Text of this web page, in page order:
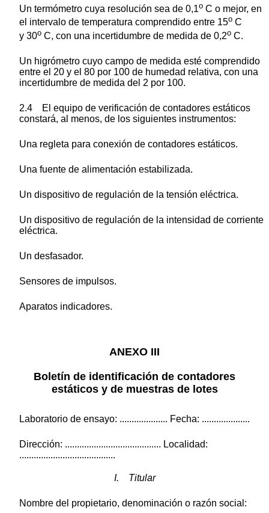
Un termómetro cuya resolución sea de 0,1o C o mejor, en
el intervalo de temperatura comprendido entre 15o C
y 30o C, con una incertidumbre de medida de 0,2o C.
Un higrómetro cuyo campo de medida esté comprendido
entre el 20 y el 80 por 100 de humedad relativa, con una
incertidumbre de medida del 2 por 100.
2.4 El equipo de verificación de contadores estáticos
constará, al menos, de los siguientes instrumentos:
Una regleta para conexión de contadores estáticos.
Una fuente de alimentación estabilizada.
Un dispositivo de regulación de la tensión eléctrica.
Un dispositivo de regulación de la intensidad de corriente
eléctrica.
Un desfasador.
Sensores de impulsos.
Aparatos indicadores.
ANEXO III
Boletín de identificación de contadores
estáticos y de muestras de lotes
Laboratorio de ensayo: .................... Fecha: ....................
Dirección: ........................................ Localidad:
........................................
I. Titular
Nombre del propietario, denominación o razón social: